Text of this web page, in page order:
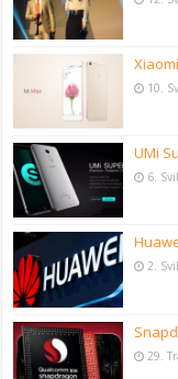
10.
UMi
6.
2.
29.